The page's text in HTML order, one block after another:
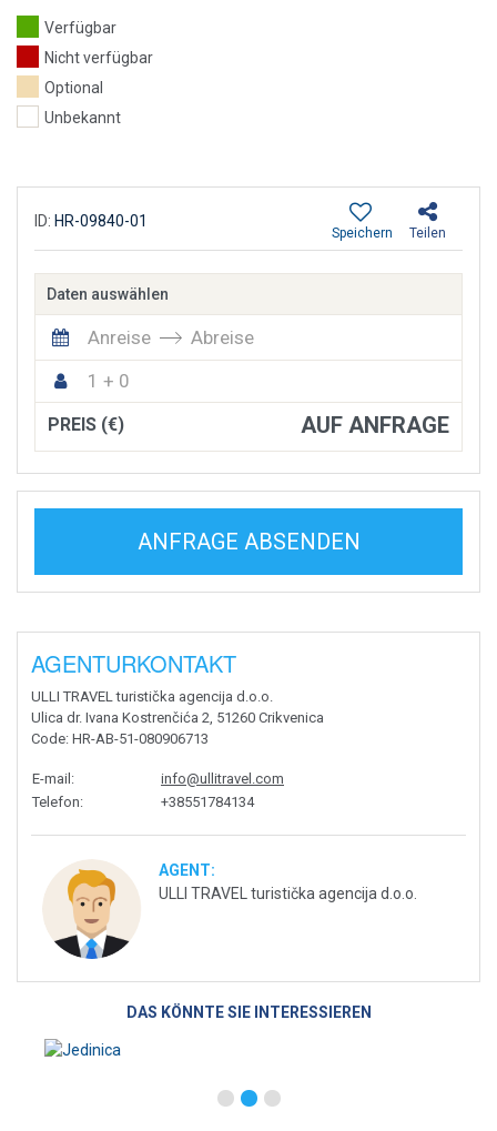
Verfügbar
Nicht verfügbar
Optional
Unbekannt
ID: HR-09840-01
Teilen
Speichern
Daten auswählen
Anreise
Abreise
1 + 0
PREIS (€) AUF ANFRAGE
ANFRAGE ABSENDEN
AGENTURKONTAKT
ULLI TRAVEL turistička agencija d.o.o.
Ulica dr. Ivana Kostrenčića 2, 51260 Crikvenica
Code: HR-AB-51-080906713
E-mail :
info@ullitravel.com
Telefon: +38551784134
AGENT:
ULLI TRAVEL turistička agencija d.o.o.
DAS KÖNNTE SIE INTERESSIEREN